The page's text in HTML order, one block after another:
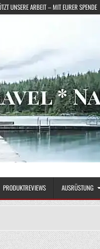
UNSERE ARBEIT – MIT EURER SPENDE
PRODUKTREVIEWS AUSRÜSTUNG